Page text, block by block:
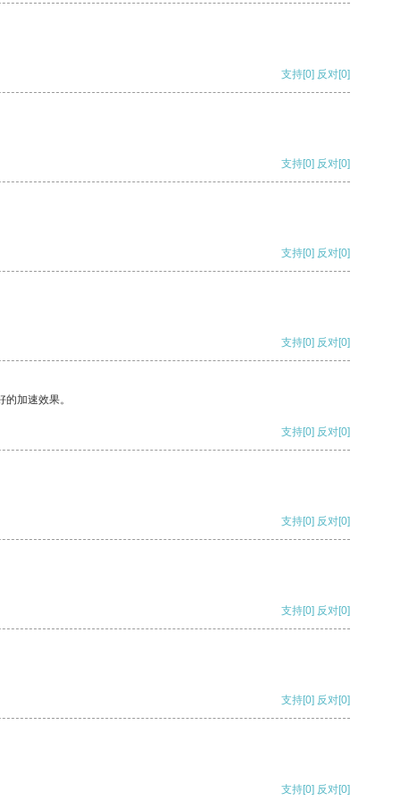
支持[0] 反对[0]
支持[0] 反对[0]
支持[0] 反对[0]
支持[0] 反对[0]
加速效果。
支持[0] 反对[0]
支持[0] 反对[0]
支持[0] 反对[0]
支持[0] 反对[0]
支持[0] 反对[0]